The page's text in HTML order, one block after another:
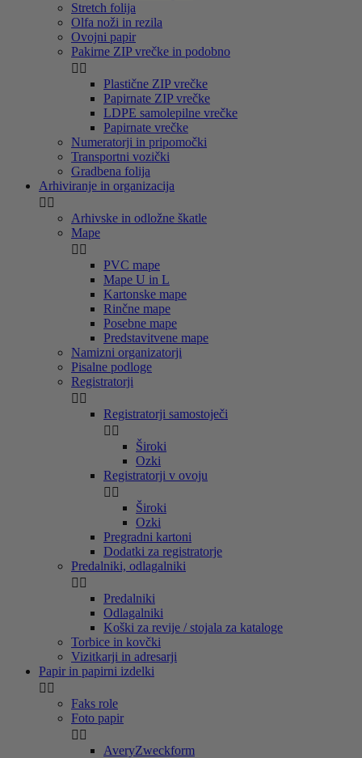
Stretch folija
Olfa noži in rezila
Ovojni papir
Pakirne ZIP vrečke in podobno
 
Plastične ZIP vrečke
Papirnate ZIP vrečke
LDPE samolepilne vrečke
Papirnate vrečke
Numeratorji in pripomočki
Transportni vozički
Gradbena folija
Arhiviranje in organizacija
 
Arhivske in odložne škatle
Mape
 
PVC mape
Mape U in L
Kartonske mape
Rinčne mape
Posebne mape
Predstavitvene mape
Namizni organizatorji
Pisalne podloge
Registratorji
 
Registratorji samostoječi
 
Široki
Ozki
Registratorji v ovoju
 
Široki
Ozki
Pregradni kartoni
Dodatki za registratorje
Predalniki, odlagalniki
 
Predalniki
Odlagalniki
Koški za revije / stojala za kataloge
Torbice in kovčki
Vizitkarji in adresarji
Papir in papirni izdelki
 
Faks role
Foto papir
 
AveryZweckform